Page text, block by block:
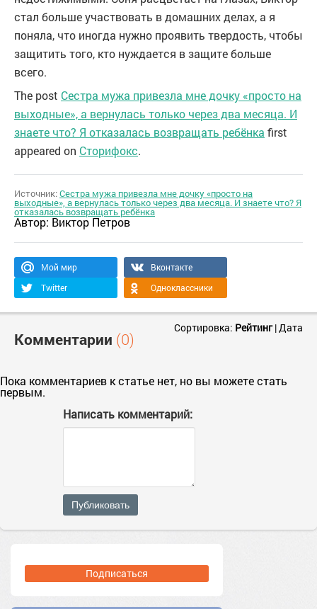
стал больше участвовать в домашних делах, а я
поняла, что иногда нужно проявить твердость, чтобы
защитить того, кто нуждается в защите больше
всего.
The post Сестра мужа привезла мне дочку «просто на
выходные», а вернулась только через два месяца. И
знаете что? Я отказалась возвращать ребёнка first
appeared on Сторифокс.
Источник:Сестра мужа привезла мне дочку «просто на
выходные», а вернулась только через два месяца. И знаете что? Я
отказалась возвращать ребёнка
Автор: Виктор Петров
Мой мир
Вконтакте
Twitter
Одноклассники
Комментарии (0)
Сортировка: Рейтинг|Дата
Пока комментариев к статье нет, но вы можете стать
первым.
Написать комментарий:
Публиковать
Подписаться